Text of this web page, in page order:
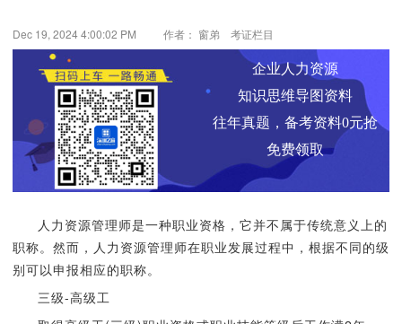
Dec 19, 2024 4:00:02 PM 作者： 窗弟 考证栏目
企业人力资源
知识思维导图资料
往年真题，备考资料0元抢
免费领取
人力资源管理师是一种职业资格，它并不属于传统意义上的
职称。然而，人力资源管理师在职业发展过程中，根据不同的级
别可以申报相应的职称。
三级-高级工